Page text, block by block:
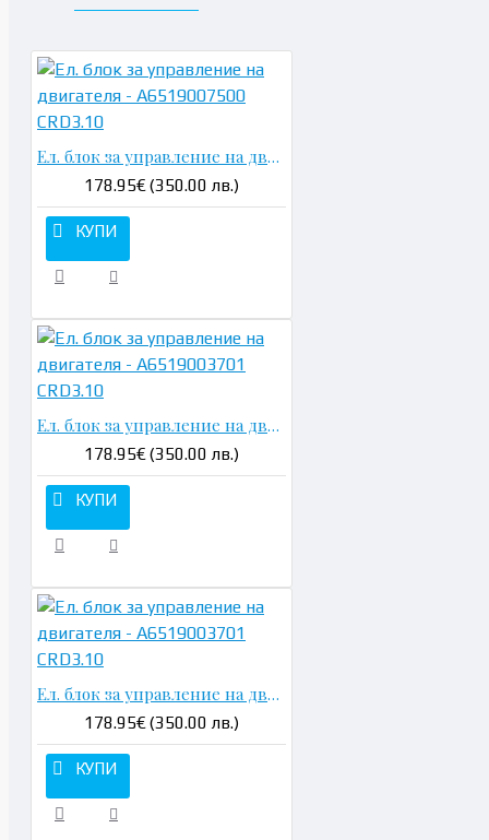
Ел. блок за управление на двигателя - A6519007500 CRD3.10
178.95€ (350.00 лв.)
КУПИ
Ел. блок за управление на двигателя - A6519003701 CRD3.10
178.95€ (350.00 лв.)
КУПИ
Ел. блок за управление на двигателя - A6519003701 CRD3.10
178.95€ (350.00 лв.)
КУПИ